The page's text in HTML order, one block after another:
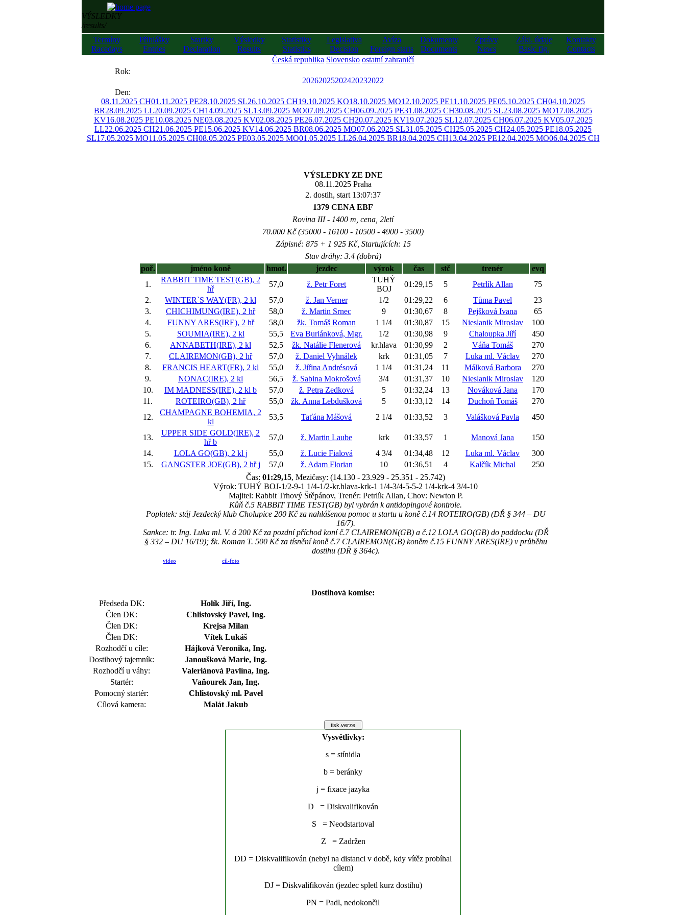
VÝSLEDKY
/results/
Termíny
Racedays
Přihlášky
Entries
Startky
Declaration
Výsledky
Results
Statistiky
Statistics
Legislativa
Decision
Avíza
Foreign starts
Dokumenty
Documents
Zprávy
News
Zákl. údaje
Basic fig.
Kontakty
Contacts
Česká republika Slovensko ostatní zahraničí
Rok:
20262025202420232022
Den:
08.11.2025 CH01.11.2025 PE28.10.2025 SL26.10.2025 CH19.10.2025 KO18.10.2025 MO12.10.2025 PE11.10.2025 PE05.10.2025 CH04.10.2025
BR28.09.2025 LL20.09.2025 CH14.09.2025 SL13.09.2025 MO07.09.2025 CH06.09.2025 PE31.08.2025 CH30.08.2025 SL23.08.2025 MO17.08.2025
KV16.08.2025 PE10.08.2025 NE03.08.2025 KV02.08.2025 PE26.07.2025 CH20.07.2025 KV19.07.2025 SL12.07.2025 CH06.07.2025 KV05.07.2025
LL22.06.2025 CH21.06.2025 PE15.06.2025 KV14.06.2025 BR08.06.2025 MO07.06.2025 SL31.05.2025 CH25.05.2025 CH24.05.2025 PE18.05.2025
SL17.05.2025 MO11.05.2025 CH08.05.2025 PE03.05.2025 MO01.05.2025 LL26.04.2025 BR18.04.2025 CH13.04.2025 PE12.04.2025 MO06.04.2025 CH
VÝSLEDKY ZE DNE
08.11.2025 Praha
2. dostih, start 13:07:37
1379 CENA EBF
Rovina III - 1400 m, cena, 2letí
70.000 Kč (35000 - 16100 - 10500 - 4900 - 3500)
Zápisné: 875 + 1 925 Kč, Startujících: 15
Stav dráhy: 3.4 (dobrá)
poř.
jméno koně hmot. jezdec výrok čas stč trenér
evq
1.
RABBIT TIME TEST(GB), 2
hř
57,0 ž. Petr Foret
TUHÝ
BOJ
01:29,15 5 Petrlík Allan
75
2.
WINTER`S WAY(FR), 2 kl 57,0 ž. Jan Verner 1/2 01:29,22 6 Tůma Pavel
23
3.
CHICHIMUNG(IRE), 2 hř 58,0 ž. Martin Srnec 9 01:30,67 8 Pejšková Ivana
65
4.
FUNNY ARES(IRE), 2 hř 58,0 žk. Tomáš Roman 1 1/4 01:30,87 15 Nieslanik Miroslav
100
5.
SOUMIA(IRE), 2 kl 55,5 Eva Buriánková, Mgr. 1/2 01:30,98 9 Chaloupka Jiří
450
6.
ANNABETH(IRE), 2 kl 52,5 žk. Natálie Flenerová kr.hlava 01:30,99 2 Váňa Tomáš
270
7.
CLAIREMON(GB), 2 hř 57,0 ž. Daniel Vyhnálek krk 01:31,05 7 Luka ml. Václav
270
8.
FRANCIS HEART(FR), 2 kl 55,0 ž. Jiřina Andrésová 1 1/4 01:31,24 11 Málková Barbora
270
9.
NONAC(IRE), 2 kl 56,5 ž. Sabina Mokrošová 3/4 01:31,37 10 Nieslanik Miroslav
120
10.
IM MADNESS(IRE), 2 kl b 57,0 ž. Petra Zedková 5 01:32,24 13 Nováková Jana
170
11.
ROTEIRO(GB), 2 hř 55,0 žk. Anna Lebdušková 5 01:33,12 14 Duchoň Tomáš
270
12.
CHAMPAGNE BOHEMIA, 2
kl
53,5 Taťána Mášová 2 1/4 01:33,52 3 Valášková Pavla 450
13.
UPPER SIDE GOLD(IRE), 2
hřb
57,0 ž. Martin Laube krk 01:33,57 1 Manová Jana
150
14.
LOLA GO(GB), 2 kl j 55,0 ž. Lucie Fialová 4 3/4 01:34,48 12 Luka ml. Václav
300
15.
GANGSTER JOE(GB), 2 hřj 57,0 ž. Adam Florian 10 01:36,51 4 Kalčík Michal
250
Čas: 01:29,15, Mezičasy: (14.130 - 23.929 - 25.351 - 25.742)
Výrok: TUHÝ BOJ-1/2-9-1 1/4-1/2-kr.hlava-krk-1 1/4-3/4-5-5-2 1/4-krk-4 3/4-10
Majitel: Rabbit Trhový Štěpánov, Trenér: Petrlík Allan, Chov: Newton P.
Kůň č.5 RABBIT TIME TEST(GB) byl vybrán k antidopingové kontrole.
Poplatek: stáj Jezdecký klub Cholupice 200 Kč za nahlášenou pomoc u startu u koně č.14 ROTEIRO(GB) (DŘ § 344 – DU
16/7).
Sankce: tr. Ing. Luka ml. V. á 200 Kč za pozdní příchod koní č.7 CLAIREMON(GB) a č.12 LOLA GO(GB) do paddocku (DŘ
§ 332 – DU 16/19); žk. Roman T. 500 Kč za tísnění koně č.7 CLAIREMON(GB) koněm č.15 FUNNY ARES(IRE) v průběhu
dostihu (DŘ § 364c).
video cíl-foto
Dostihová komise:
Předseda DK:
Holík Jiří, Ing.
Člen DK:
Chlistovský Pavel, Ing.
Člen DK:
Krejsa Milan
Člen DK:
Vítek Lukáš
Rozhodčí u cíle:
Hájková Veronika, Ing.
Dostihový tajemník:
Janoušková Marie, Ing.
Rozhodčí u váhy:
Valeriánová Pavlína, Ing.
Startér:
Vaňourek Jan, Ing.
Pomocný startér:
Chlistovský ml. Pavel
Cílová kamera:
Malát Jakub
Vysvětlivky:
s = stínidla
b = beránky
j = fixace jazyka
D = Diskvalifikován
S = Neodstartoval
Z = Zadržen
DD = Diskvalifikován (nebyl na distanci v době, kdy vítěz probíhal
cílem)
DJ = Diskvalifikován (jezdec spletl kurz dostihu)
PN = Padl, nedokončil